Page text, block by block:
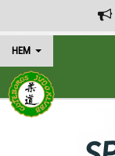
HEM
HEM
TRÄNINGSSCHEMA